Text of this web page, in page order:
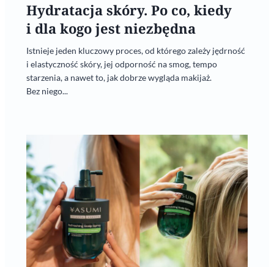
Hydratacja skóry. Po co, kiedy
i dla kogo jest niezbędna
Istnieje jeden kluczowy proces, od którego zależy jędrność
i elastyczność skóry, jej odporność na smog, tempo
starzenia, a nawet to, jak dobrze wygląda makijaż.
Bez niego...